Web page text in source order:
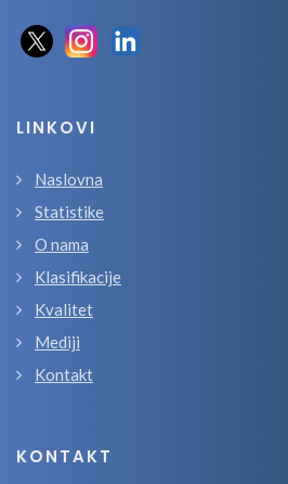
LINKOVI
Naslovna
Statistike
O nama
Klasifikacije
Kvalitet
Mediji
Kontakt
KONTAKT